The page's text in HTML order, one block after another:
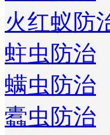
火红蚁防
蛀虫防治
螨虫防治
蠹虫防治